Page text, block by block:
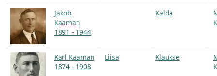
Jakob
Kaaman
1891 - 1944
Kalda
Karl Kaaman
1874 - 1908
Liisa Klaukse